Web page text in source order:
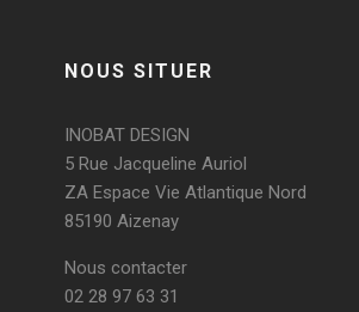
NOUS SITUER
INOBAT DESIGN
5 Rue Jacqueline Auriol
ZA Espace Vie Atlantique Nord
85190 Aizenay
Nous contacter
02 28 97 63 31